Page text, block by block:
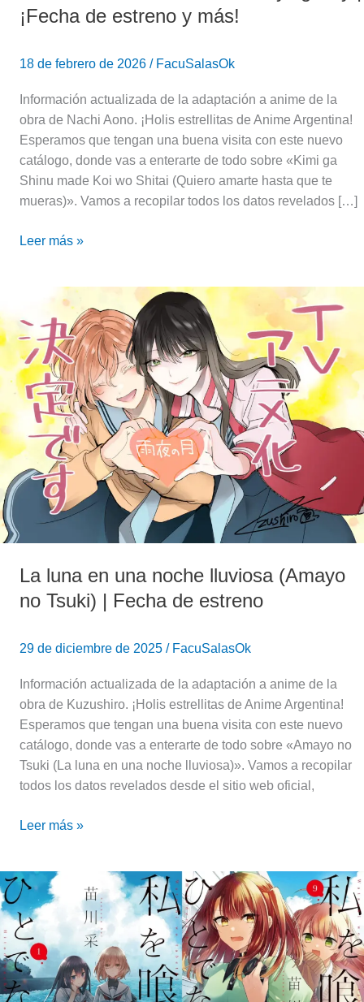
¡Fecha de estreno y más!
18 de febrero de 2026 / FacuSalasOk
Información actualizada de la adaptación a anime de la
obra de Nachi Aono. ¡Holis estrellitas de Anime Argentina!
Esperamos que tengan una buena visita con este nuevo
catálogo, donde vas a enterarte de todo sobre «Kimi ga
Shinu made Koi wo Shitai (Quiero amarte hasta que te
mueras)». Vamos a recopilar todos los datos revelados […]
Leer más »
La luna en una noche lluviosa (Amayo
no Tsuki) | Fecha de estreno
29 de diciembre de 2025 / FacuSalasOk
Información actualizada de la adaptación a anime de la
obra de Kuzushiro. ¡Holis estrellitas de Anime Argentina!
Esperamos que tengan una buena visita con este nuevo
catálogo, donde vas a enterarte de todo sobre «Amayo no
Tsuki (La luna en una noche lluviosa)». Vamos a recopilar
todos los datos revelados desde el sitio web oficial,
en
una
noche
lluviosa
(Amayo
no
Tsuki)
|
Fecha
estreno
Leer más »
This
Monster
Wants
to
Eat
Me